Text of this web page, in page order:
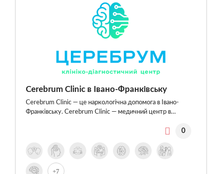
Cerebrum Clinic в Івано-Франківську
Cerebrum Clinic — це наркологічна допомога в Івано-
Франківську. Cerebrum Clinic — медичний центр в…
0
+7